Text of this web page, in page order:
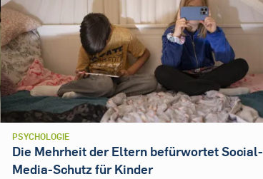
PSYCHOLOGIE
Die Mehrheit der Eltern befürwortet Social-
Media-Schutz für Kinder